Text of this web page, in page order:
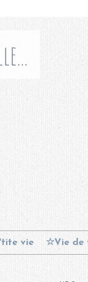
vie ☆Vie de